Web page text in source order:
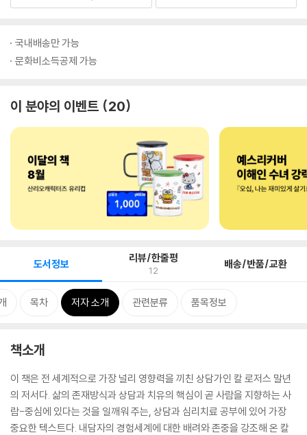
국내배송만 가능
문화비소득공제 가능
이 분야의 이벤트 20
도서정보 리뷰/한줄평
12 배송/반품/교환
목차 저자 소개 관련분류 품목정보
책소개
이 책은 전 세계적으로 가장 널리 영향력을 끼친 상담가인 칼 로저스 말년
의 저서다. 삶의 존재방식과 상담과 치유의 핵심이 곧 사람을 지향하는 사
람-중심에 있다는 것을 일깨워 주는, 상담과 심리치료 공부에 있어 가장
중요한 텍스트다. 내담자의 경험세계에 대한 배려와 존중을 강조해 온 칼